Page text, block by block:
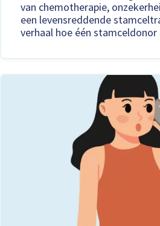
van chemotherapie,
een levensreddende
verhaal hoe één